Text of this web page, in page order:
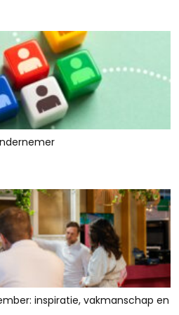
inspiratie, vakmanschap en